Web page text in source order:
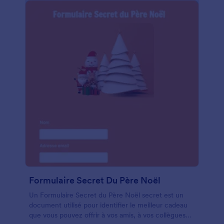
clients de remplir le formulaire en ligne ou utilisez
collecter des commandes pendant vos
Formulaire Secret Du Père Noël
Un Formulaire Secret du Père Noël secret est un
document utilisé pour identifier le meilleur cadeau
que vous pouvez offrir à vos amis, à vos collègues